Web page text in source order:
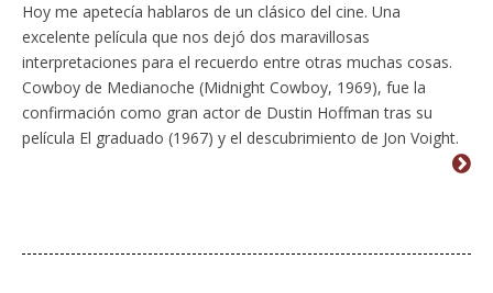
Hoy me apetecía hablaros de un clásico del cine. Una
excelente película que nos dejó dos maravillosas
interpretaciones para el recuerdo entre otras muchas cosas.
Cowboy de Medianoche (Midnight Cowboy, 1969), fue la
confirmación como gran actor de Dustin Hoffman tras su
película El graduado (1967) y el descubrimiento de Jon Voight.